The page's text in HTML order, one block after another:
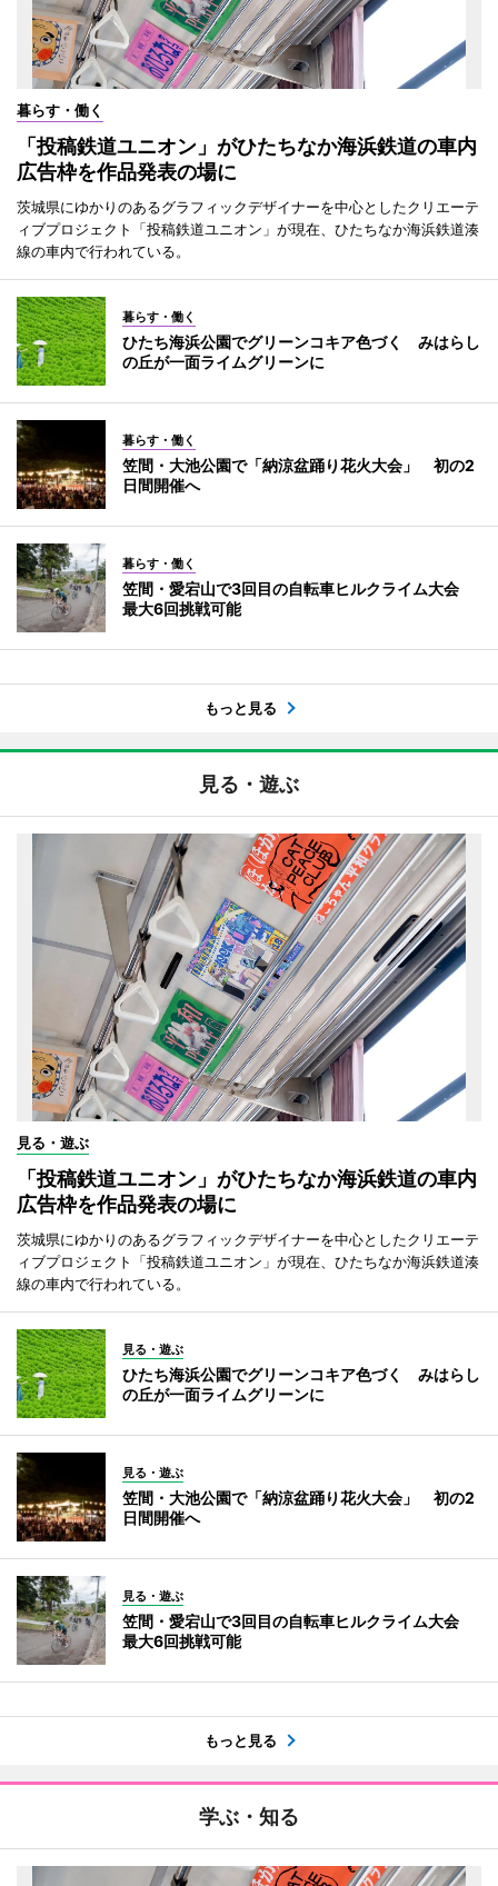
暮らす・働く
「投稿鉄道ユニオン」がひたちなか海浜鉄道の車内
広告枠を作品発表の場に
茨城県にゆかりのあるグラフィックデザイナーを中心としたクリエーテ
ィブプロジェクト「投稿鉄道ユニオン」が現在、ひたちなか海浜鉄道湊
線の車内で行われている。
暮らす・働く
ひたち海浜公園でグリーンコキア色づく みはらし
の丘が一面ライムグリーンに
暮らす・働く
笠間・大池公園で「納涼盆踊り花火大会」 初の2
日間開催へ
暮らす・働く
笠間・愛宕山で3回目の自転車ヒルクライム大会
最大6回挑戦可能
もっと見る
見る・遊ぶ
見る・遊ぶ
「投稿鉄道ユニオン」がひたちなか海浜鉄道の車内
広告枠を作品発表の場に
茨城県にゆかりのあるグラフィックデザイナーを中心としたクリエーテ
ィブプロジェクト「投稿鉄道ユニオン」が現在、ひたちなか海浜鉄道湊
線の車内で行われている。
見る・遊ぶ
ひたち海浜公園でグリーンコキア色づく みはらし
の丘が一面ライムグリーンに
見る・遊ぶ
笠間・大池公園で「納涼盆踊り花火大会」 初の2
日間開催へ
見る・遊ぶ
笠間・愛宕山で3回目の自転車ヒルクライム大会
最大6回挑戦可能
もっと見る
学ぶ・知る